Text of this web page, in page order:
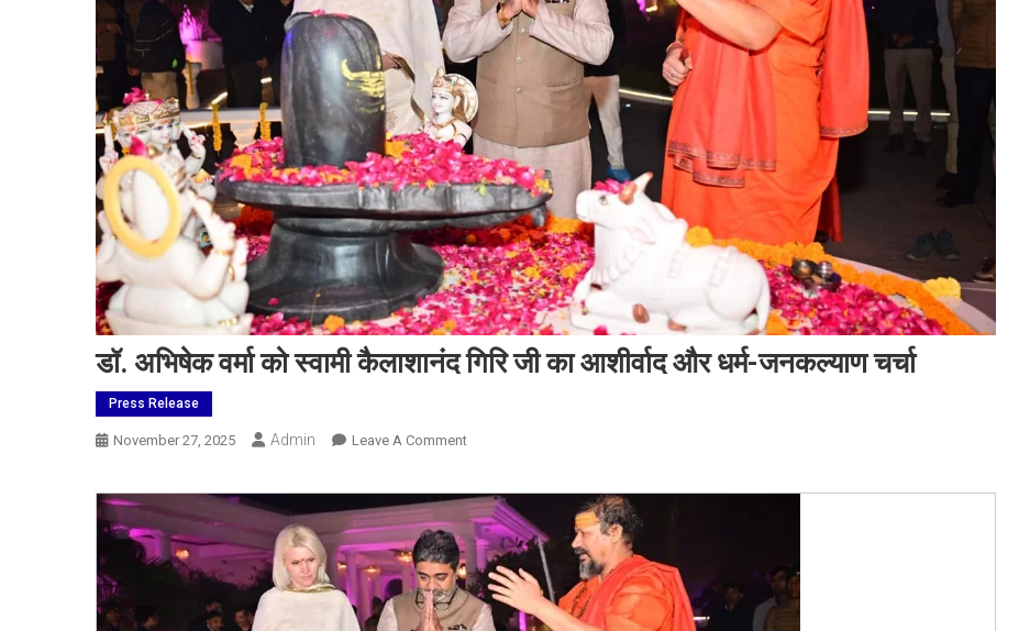
डॉ. अभिषेक वर्मा को स्वामी कैलाशानंद गिरि जी का आशीर्वाद और धर्म-जनकल्याण चर्चा
Press Release
November 27, 2025 Admin Leave A CommentOn
अभिषेक
वर्मा
को
स्वामी
कैलाशानंद
गिरि